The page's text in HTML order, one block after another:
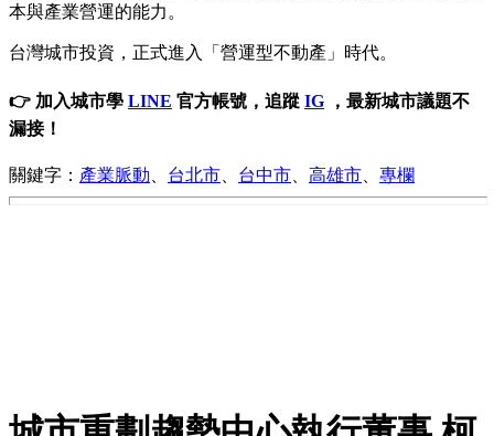
本與產業營運的能力。
台灣城市投資，正式進入「營運型不動產」時代。
👉 加入城市學 LINE 官方帳號，追蹤 IG ，最新城市議題不
漏接！
關鍵字： 產業脈動、 台北市、 台中市、 高雄市、 專欄